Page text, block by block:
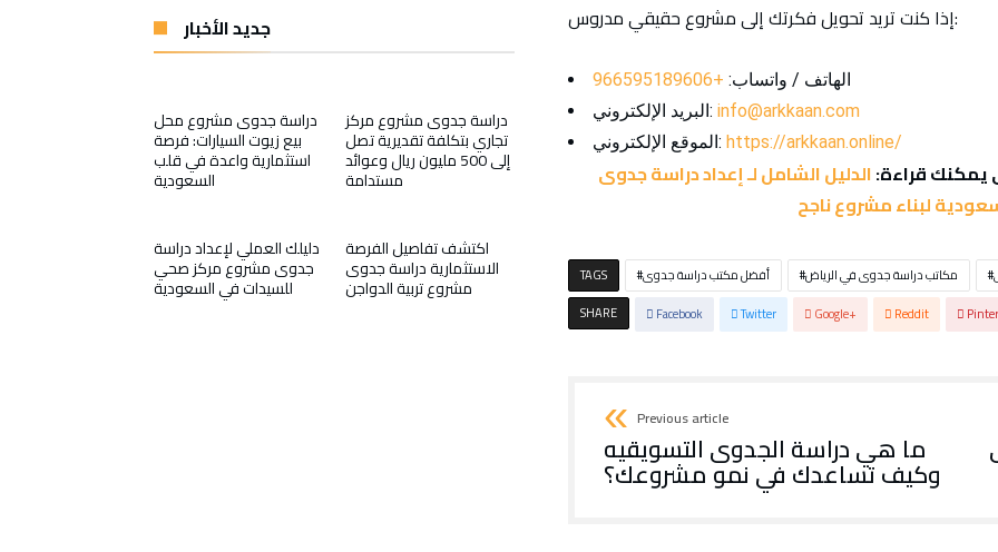
إذا كنت تريد تحويل فكرتك إلى مشروع حقيقي مدروس:
الهاتف / واتساب: +966595189606
البريد الإلكتروني: info@arkkaan.com
الموقع الإلكتروني: https://arkkaan.online/
يمكنك قراءة:الدليل الشامل لـ إعداد دراسة جدوى
لبناء مشروع ناجح
TAGS أفضل مكتب دراسة جدوى مكاتب دراسة جدوى في الرياض
SHARE
Facebook Twitter Google+ Reddit
Previous article
ما هي دراسة الجدوى التسويقيه
وكيف تساعدك في نمو مشروعك؟
جديد الأخبار
دراسة جدوى مشروع محل
بيع زيوت السيارات: فرصة
استثمارية واعدة في قلب
السعودية
دراسة جدوى مشروع مركز
تجاري بتكلفة تقديرية تصل
إلى 500 مليون ريال وعوائد
مستدامة
دليلك العملي لإعداد دراسة
جدوى مشروع مركز صحي
للسيدات في السعودية
اكتشف تفاصيل الفرصة
الاستثمارية دراسة جدوى
مشروع تربية الدواجن